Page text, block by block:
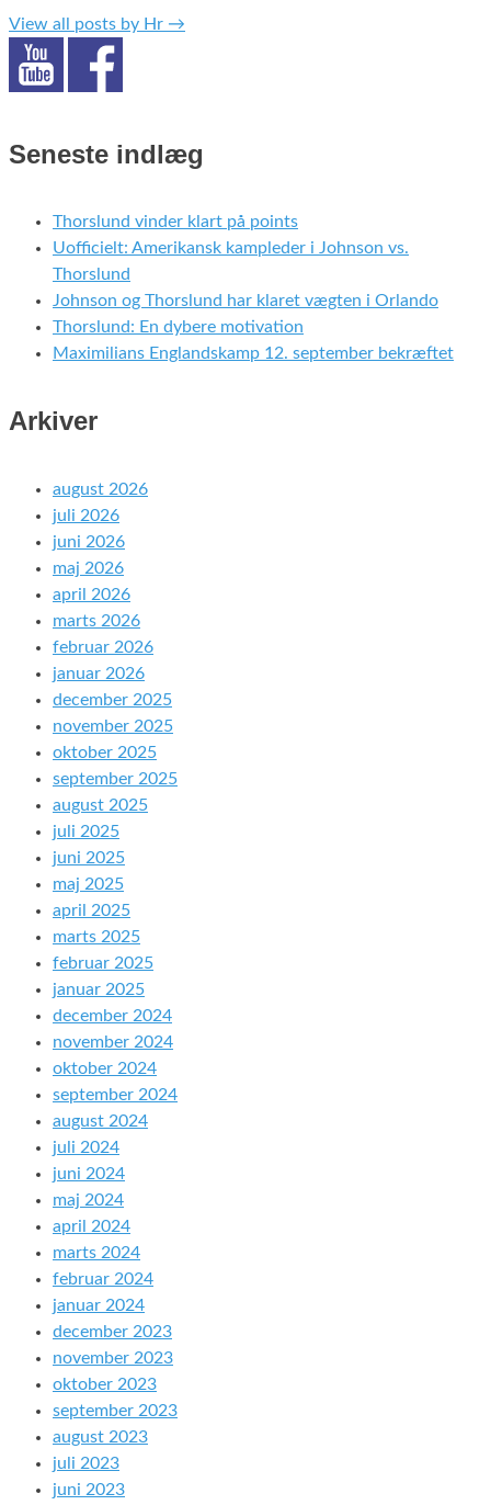
View all posts by Hr →
Seneste indlæg
Thorslund vinder klart på points
Uofficielt: Amerikansk kampleder i Johnson vs.
Thorslund
Johnson og Thorslund har klaret vægten i Orlando
Thorslund: En dybere motivation
Maximilians Englandskamp 12. september bekræftet
Arkiver
august 2026
juli 2026
juni 2026
maj 2026
april 2026
marts 2026
februar 2026
januar 2026
december 2025
november 2025
oktober 2025
september 2025
august 2025
juli 2025
juni 2025
maj 2025
april 2025
marts 2025
februar 2025
januar 2025
december 2024
november 2024
oktober 2024
september 2024
august 2024
juli 2024
juni 2024
maj 2024
april 2024
marts 2024
februar 2024
januar 2024
december 2023
november 2023
oktober 2023
september 2023
august 2023
juli 2023
juni 2023